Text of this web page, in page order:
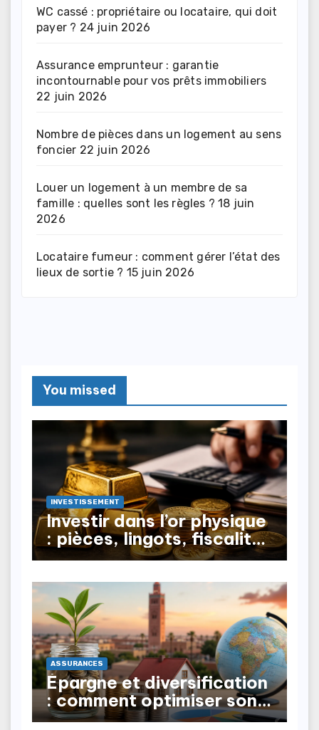
WC cassé : propriétaire ou locataire, qui doit
payer ? 24 juin 2026
Assurance emprunteur : garantie
incontournable pour vos prêts immobiliers
22 juin 2026
Nombre de pièces dans un logement au sens
foncier 22 juin 2026
Louer un logement à un membre de sa
famille : quelles sont les règles ? 18 juin
2026
Locataire fumeur : comment gérer l’état des
lieux de sortie ? 15 juin 2026
You missed
INVESTISSEMENT
Investir dans l’or physique
: pièces, lingots, fiscalité
à la revente
ASSURANCES
Épargne et diversification
: comment optimiser son
patrimoine au Maroc ?